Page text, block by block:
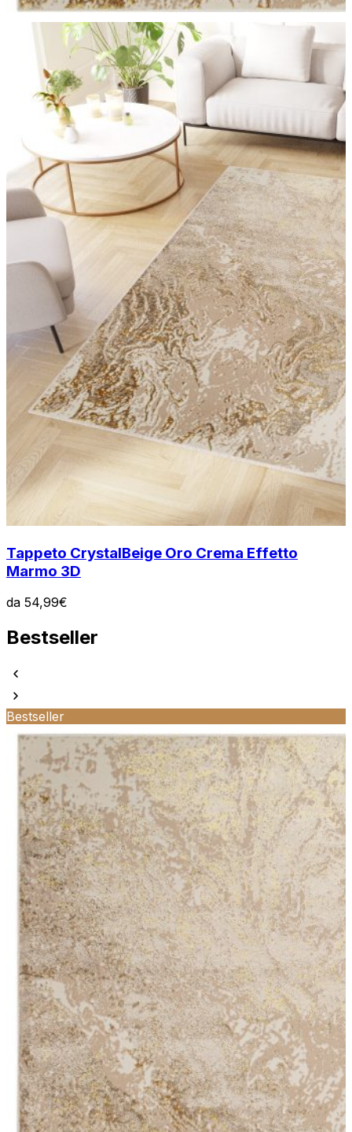
Tappeto CrystalBeige Oro Crema Effetto
Marmo 3D
da 54,99€
Bestseller
Bestseller